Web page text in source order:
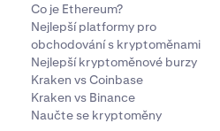
Co je Ethereum?
Nejlepší platformy pro
obchodování s kryptoměnami
Nejlepší kryptoměnové burzy
Kraken vs Coinbase
Kraken vs Binance
Naučte se kryptoměny